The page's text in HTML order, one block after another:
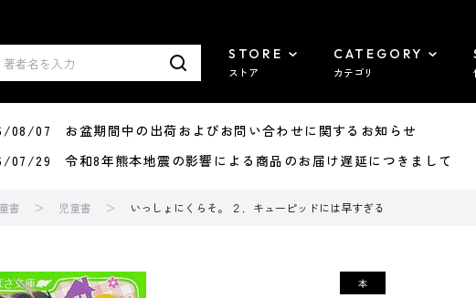
STORE
ストア
CATEGORY
カテゴリ
08/07 お盆期間中の出荷およびお問い合わせに関するお知らせ
07/29 令和8年熊本地震の影響による商品のお届け遅延につきまして
書 児童書 いっしょにくらそ。 ２．キューピッドには早すぎる